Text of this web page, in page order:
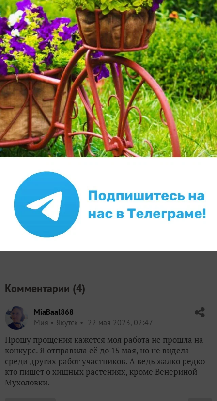
Перейти на страницу конкурса
Всем удачи!
ЗАПИСЬ РАЗМЕЩЕНА В РАЗДЕЛАХ:СТАРТОВЫЙ ПОСТ,
ПАРТНЕРСКИЕ МАТЕРИАЛЫ,КОНКУРС ДОМАШНИХ РАСТЕНИЙ 2023,АНОНСЫ
5 комментариев
11спасибо за запись
в избранное 1176просмотров
Автор записи:
MaxNokia АДМИНИСТРАТОР
Ольга Воронеж 29 марта 2023, 21:03
Сказать спасибо!
Комментарии (4)
MiaBaal868
Мия
Якутск 22 мая 2023, 02:47
Прошу прощения кажется моя работа не прошла на
конкурс. Я отправила её до 15 мая, но не видела
среди других работ участников. А ведь жалко редко
кто пишет о хищных растениях, кроме Венериной
Мухоловки.